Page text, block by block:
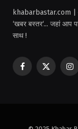
khabarbastar.com |
‘खबर बस्तर‘... जहां आप
साथ !
Facebook
X